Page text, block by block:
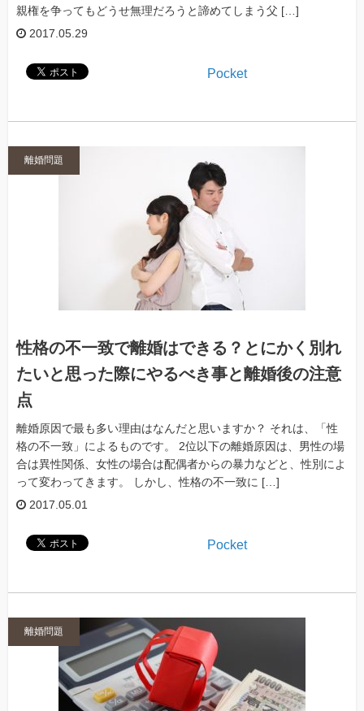
親権を争ってもどうせ無理だろうと諦めてしまう父 […]
2017.05.29
Pocket
離婚問題
性格の不一致で離婚はできる？とにかく別れ
たいと思った際にやるべき事と離婚後の注意
点
離婚原因で最も多い理由はなんだと思いますか？ それは、「性
格の不一致」によるものです。 2位以下の離婚原因は、男性の場
合は異性関係、女性の場合は配偶者からの暴力などと、性別によ
って変わってきます。 しかし、性格の不一致に […]
2017.05.01
Pocket
離婚問題